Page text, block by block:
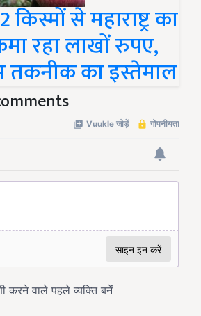
से महाराष्ट्र का
रहा लाखों रुपए,
तकनीक का इस्तेमाल